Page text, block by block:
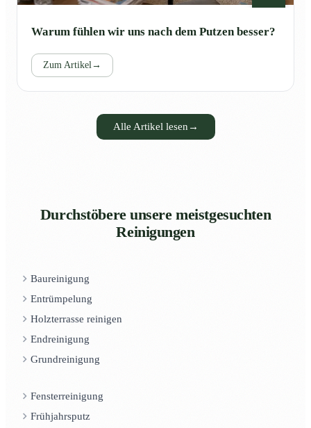
Warum fühlen wir uns nach dem Putzen besser?
Zum Artikel →
Alle Artikel lesen →
Durchstöbere unsere meistgesuchten
Reinigungen
Baureinigung
Entrümpelung
Holzterrasse reinigen
Endreinigung
Grundreinigung
Fensterreinigung
Frühjahrsputz